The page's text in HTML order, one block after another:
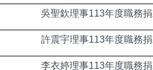
吳聖欽理事113年度職務
許震宇理事113年度職務
李衣婷理事113年度職務